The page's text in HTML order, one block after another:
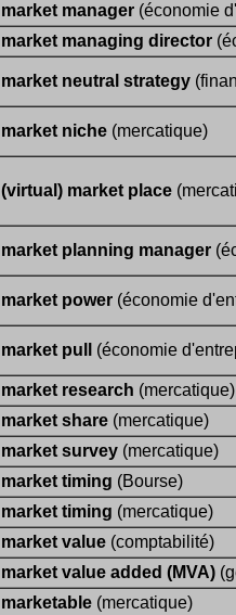
market manager (économie
market managing director
market neutral strategy
market niche (mercatique)
(virtual) market place
market planning manager
market power (économie
market pull (économie
market research (mercatique)
market share (mercatique)
market survey (mercatique)
market timing (Bourse)
market timing (mercatique)
market value (comptabilité)
market value added (MVA)
marketable (mercatique)